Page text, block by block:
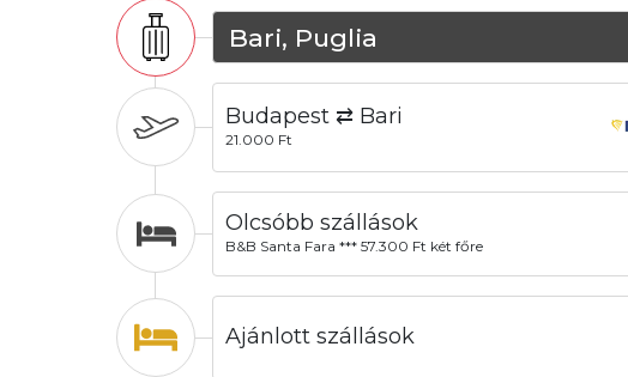
Bari, Puglia
Budapest ⇄ Bari
21.000 Ft
Olcsóbb szállások
B&B Santa Fara *** 57.300 Ft két főre
Ajánlott szállások